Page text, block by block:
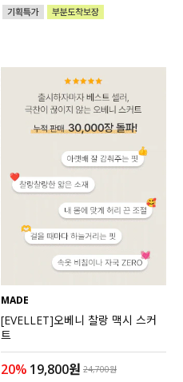
MADE
[EVELLET]오베니 찰랑 맥시 스커
트
20% 19,800원 24,700원